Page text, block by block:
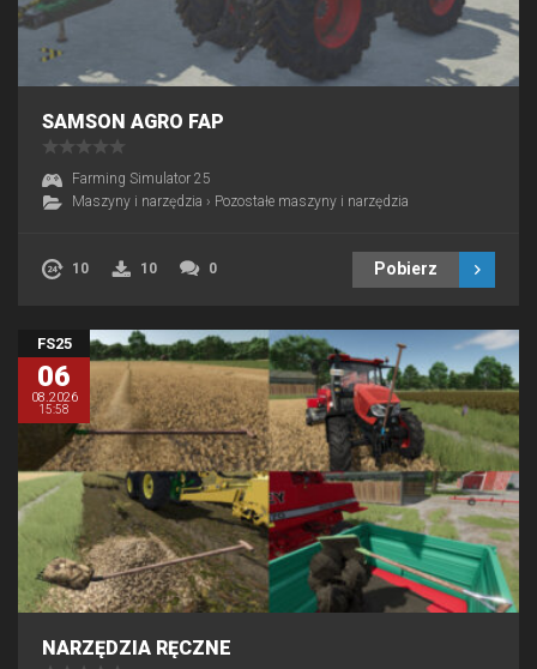
SAMSON AGRO FAP
Farming Simulator 25
Maszyny i narzędzia › Pozostałe maszyny i narzędzia
10 10 0 Pobierz
FS25
06
08.2026
15:58
NARZĘDZIA RĘCZNE